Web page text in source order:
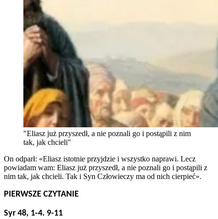
"Eliasz już przyszedł, a nie poznali go i postąpili z nim
tak, jak chcieli"
On odparł: «Eliasz istotnie przyjdzie i wszystko naprawi. Lecz
powiadam wam: Eliasz już przyszedł, a nie poznali go i postąpili z
nim tak, jak chcieli. Tak i Syn Człowieczy ma od nich cierpieć».
PIERWSZE CZYTANIE
Syr 48, 1-4. 9-11